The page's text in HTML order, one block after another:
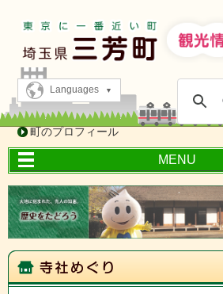
Languages
町のプロフィール
MENU